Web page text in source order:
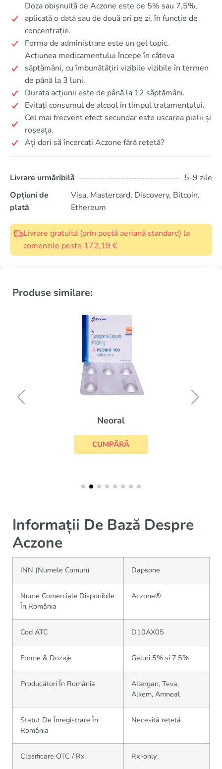
Doza obișnuită de Aczone este de 5% sau 7,5%,
aplicată o dată sau de două ori pe zi, în funcție de
concentrație.
Forma de administrare este un gel topic.
Acțiunea medicamentului începe în câteva
săptămâni, cu îmbunătățiri vizibile vizibile în termen
de până la 3 luni.
Durata acțiunii este de până la 12 săptămâni.
Evitați consumul de alcool în timpul tratamentului.
Cel mai frecvent efect secundar este uscarea pielii și
roșeața.
Ați dori să încercați Aczone fără rețetă?
Livrare urmăribilă
5-9 zile
Opțiuni de
plată
Visa, Mastercard, Discovery, Bitcoin,
Ethereum
Livrare gratuită (prin poștă aeriană standard) la
comenzile peste 172,19 €
Produse similare:
Neoral
CUMPĂRĂ
Informații De Bază Despre
Aczone
INN (Numele Comun) Dapsone
Nume Comerciale Disponibile
În România
Aczone®
Cod ATC D10AX05
Forme & Dozaje Geluri 5% și 7.5%
Producători În România
Allergan, Teva,
Alkem, Amneal
Statut De Înregistrare În
România
Necesită rețetă
Clasificare OTC / Rx Rx-only